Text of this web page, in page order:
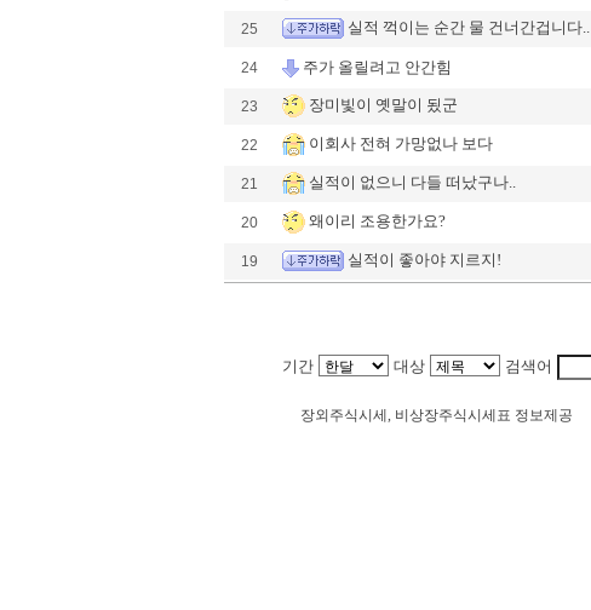
25 실적 꺽이는 순간 물 건너간겁니다..
24 주가 올릴려고 안간힘
23 장미빛이 옛말이 됬군
22 이회사 전혀 가망없나 보다
21 실적이 없으니 다들 떠났구나..
20 왜이리 조용한가요?
19 실적이 좋아야 지르지!
기간 대상 검색어
장외주식시세, 비상장주식시세표 정보제공